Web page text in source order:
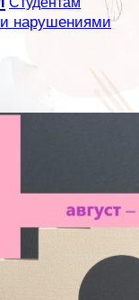
нарушениями